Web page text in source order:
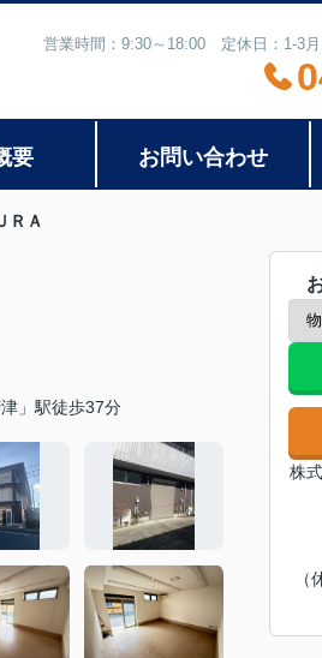
営業時間：9:30～18:00 定休日：1-3
要 お問い合わせ
ＲＡ
」駅徒歩37分
株